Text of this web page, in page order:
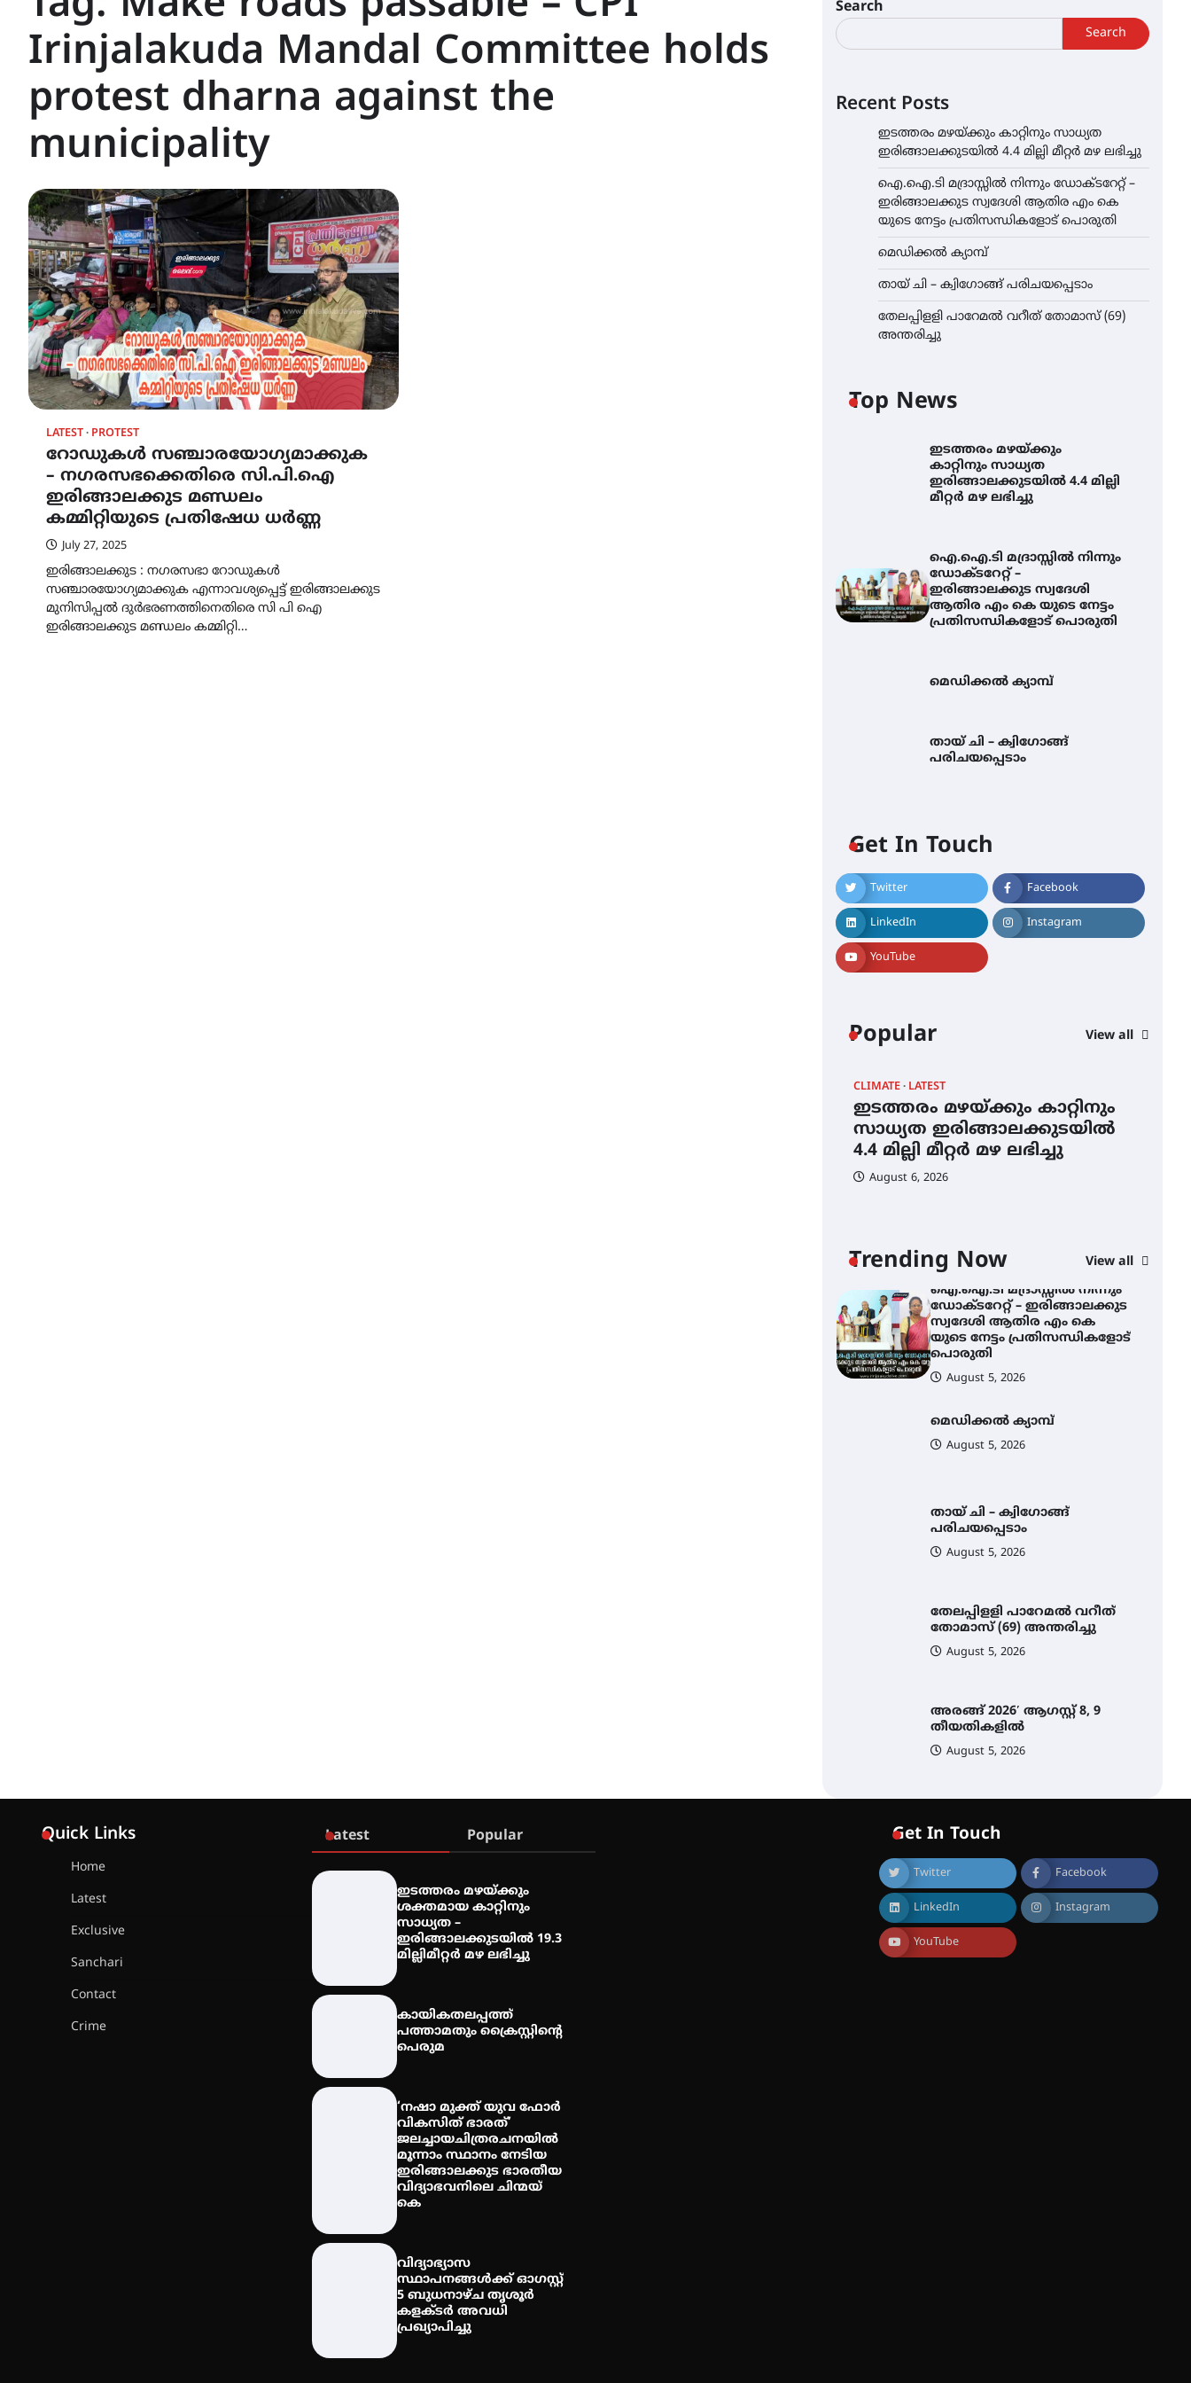
Irinjalakuda Mandal Committee holds
protest dharna against the
municipality
LATEST PROTEST
റോഡുകൾ സഞ്ചാരയോഗ്യമാക്കുക
– നഗരസഭക്കെതിരെ സി.പി.ഐ
ഇരിങ്ങാലക്കുട മണ്ഡലം
കമ്മിറ്റിയുടെ പ്രതിഷേധ ധർണ്ണ
July 27, 2025
ഇരിങ്ങാലക്കുട : നഗരസഭാ റോഡുകൾ
സഞ്ചാരയോഗ്യമാക്കുക എന്നാവശ്യപ്പെട്ട് ഇരിങ്ങാലക്കുട
മുനിസിപ്പൽ ദുർഭരണത്തിനെതിരെ സി പി ഐ
ഇരിങ്ങാലക്കുട മണ്ഡലം കമ്മിറ്റി…
Search
Search
Recent Posts
ഇടത്തരം മഴയ്ക്കും കാറ്റിനും സാധ്യത
ഇരിങ്ങാലക്കുടയിൽ 4.4 മില്ലി മീറ്റർ മഴ ലഭിച്ചു
ഐ.ഐ.ടി മദ്രാസ്സിൽ നിന്നും ഡോക്ടറേറ്റ് –
ഇരിങ്ങാലക്കുട സ്വദേശി ആതിര എം കെ
യുടെ നേട്ടം പ്രതിസന്ധികളോട് പൊരുതി
മെഡിക്കൽ ക്യാമ്പ്
തായ് ചി – ക്വിഗോങ്ങ് പരിചയപ്പെടാം
തേലപ്പിളളി പാറേമൽ വറീത് തോമാസ് (69)
അന്തരിച്ചു
Top News
ഇടത്തരം മഴയ്ക്കും
കാറ്റിനും സാധ്യത
ഇരിങ്ങാലക്കുടയിൽ 4.4 മില്ലി
മീറ്റർ മഴ ലഭിച്ചു
ഐ.ഐ.ടി മദ്രാസ്സിൽ നിന്നും
ഡോക്ടറേറ്റ് –
ഇരിങ്ങാലക്കുട സ്വദേശി
ആതിര എം കെ യുടെ നേട്ടം
പ്രതിസന്ധികളോട് പൊരുതി
മെഡിക്കൽ ക്യാമ്പ്
തായ് ചി – ക്വിഗോങ്ങ്
പരിചയപ്പെടാം
Get In Touch
Twitter Facebook
LinkedIn Instagram
YouTube
Popular View all
CLIMATE LATEST
ഇടത്തരം മഴയ്ക്കും കാറ്റിനും
സാധ്യത ഇരിങ്ങാലക്കുടയിൽ
4.4 മില്ലി മീറ്റർ മഴ ലഭിച്ചു
August 6, 2026
Trending Now View all
യുടെ നേട്ടം പ്രതിസന്ധികളോട്
പൊരുതി
August 5, 2026
തായ് ചി – ക്വിഗോങ്ങ്
പരിചയപ്പെടാം
August 5, 2026
തോമാസ് (69) അന്തരിച്ചു
അരങ്ങ് 2026′ ആഗസ്റ്റ് 8, 9
തീയതികളിൽ
August 5, 2026
August 6, 2026
ഐ.ഐ.ടി മദ്രാസ്സിൽ നിന്നും
ഡോക്ടറേറ്റ് – ഇരിങ്ങാലക്കുട
സ്വദേശി ആതിര എം കെ
യുടെ നേട്ടം പ്രതിസന്ധികളോട്
പൊരുതി
August 5, 2026
മെഡിക്കൽ ക്യാമ്പ്
August 5, 2026
തായ് ചി – ക്വിഗോങ്ങ്
പരിചയപ്പെടാം
August 5, 2026
തേലപ്പിളളി പാറേമൽ വറീത്
തോമാസ് (69) അന്തരിച്ചു
August 5, 2026
അരങ്ങ് 2026′ ആഗസ്റ്റ് 8, 9
തീയതികളിൽ
August 5, 2026
ഇടത്തരം മഴയ്ക്കും കാറ്റിനും
4.4 മില്ലി മീറ്റർ മഴ ലഭിച്ചു
August 6, 2026
ഐ.ഐ.ടി മദ്രാസ്സിൽ നിന്നും
ഡോക്ടറേറ്റ് – ഇരിങ്ങാലക്കുട
സ്വദേശി ആതിര എം കെ
യുടെ നേട്ടം പ്രതിസന്ധികളോട്
പൊരുതി
Quick Links
Home
Latest
Exclusive
Sanchari
Contact
Crime
Latest Popular
ഇടത്തരം മഴയ്ക്കും
ശക്തമായ കാറ്റിനും
സാധ്യത –
ഇരിങ്ങാലക്കുടയിൽ 19.3
മില്ലിമീറ്റർ മഴ ലഭിച്ചു
കായികതലപ്പത്ത്
പത്താമതും ക്രൈസ്റ്റിന്റെ
പെരുമ
‘നഷാ മുക്ത് യുവ ഫോർ
വികസിത് ഭാരത്’
ജലച്ചായചിത്രരചനയിൽ
മൂന്നാം സ്ഥാനം നേടിയ
ഇരിങ്ങാലക്കുട ഭാരതീയ
വിദ്യാഭവനിലെ ചിന്മയ്
കെ
വിദ്യാഭ്യാസ
സ്ഥാപനങ്ങള്‍ക്ക് ഓഗസ്റ്റ്
5 ബുധനാഴ്ച തൃശൂർ
കളക്ടർ അവധി
പ്രഖ്യാപിച്ചു
Get In Touch
Twitter Facebook
LinkedIn Instagram
YouTube